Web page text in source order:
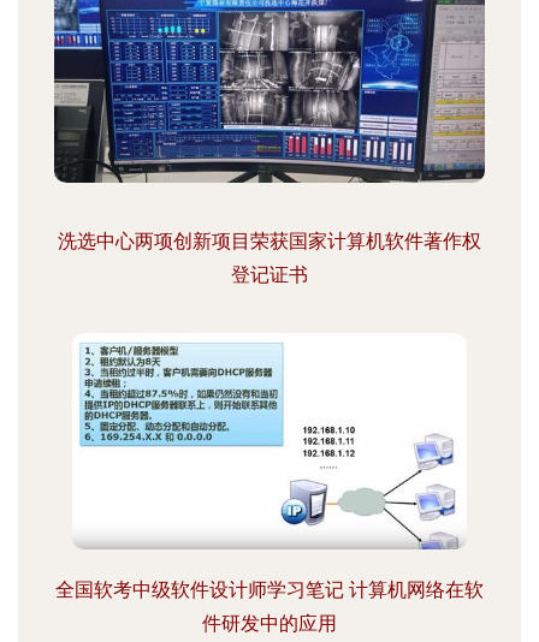
洗选中心两项创新项目荣获国家计算机软件著作权
登记证书
全国软考中级软件设计师学习笔记 计算机网络在软
件研发中的应用